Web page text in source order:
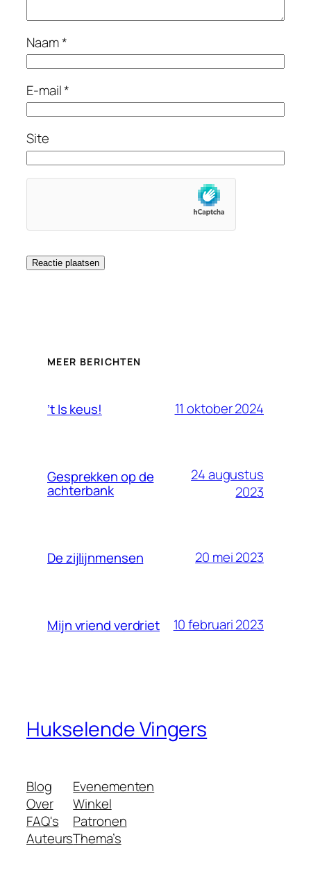
Naam*
E-mail*
Site
MEER BERICHTEN
’t Is keus! 11 oktober 2024
Gesprekken op de
achterbank
24 augustus
2023
De zijlijnmensen 20 mei 2023
Mijn vriend verdriet 10 februari 2023
Hukselende Vingers
Blog
Over
FAQ's
Auteurs
Evenementen
Winkel
Patronen
Thema’s